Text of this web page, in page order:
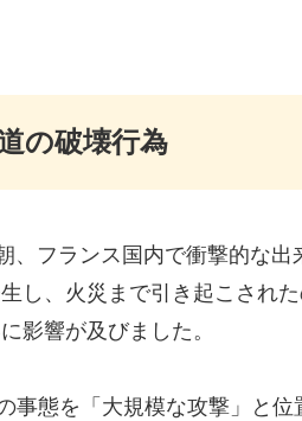
の破壊行為
、フランス国内で衝撃的な
し、火災まで引き起こされ
影響が及びました。
事態を「大規模な攻撃」と